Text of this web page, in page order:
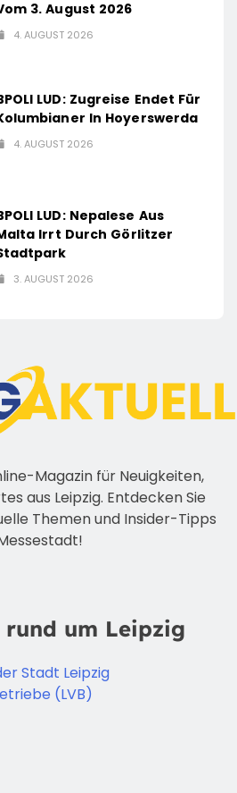
3. August 2026
4. AUGUST 2026
LUD: Zugreise Endet Für
In Hoyerswerda
4. AUGUST 2026
LUD: Nepalese Aus
Irrt Durch Görlitzer
3. AUGUST 2026
Magazin für Neuigkeiten,
aus Leipzig. Entdecken Sie
Themen und Insider-Tipps
um Leipzig
Stadt Leipzig
(LVB)